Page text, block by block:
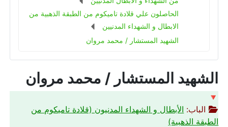
الحاصلون علي قلادة تاميكوم من الطبقة الذهبية من
الابطال و الشهداء المدنيين
الشهيد المستشار / محمد مروان
الشهيد المستشار / محمد مروان
🔻
الباب: الأبطال و الشهداء المدنيون (قلادة تاميكوم من
الطبقة الذهبية)